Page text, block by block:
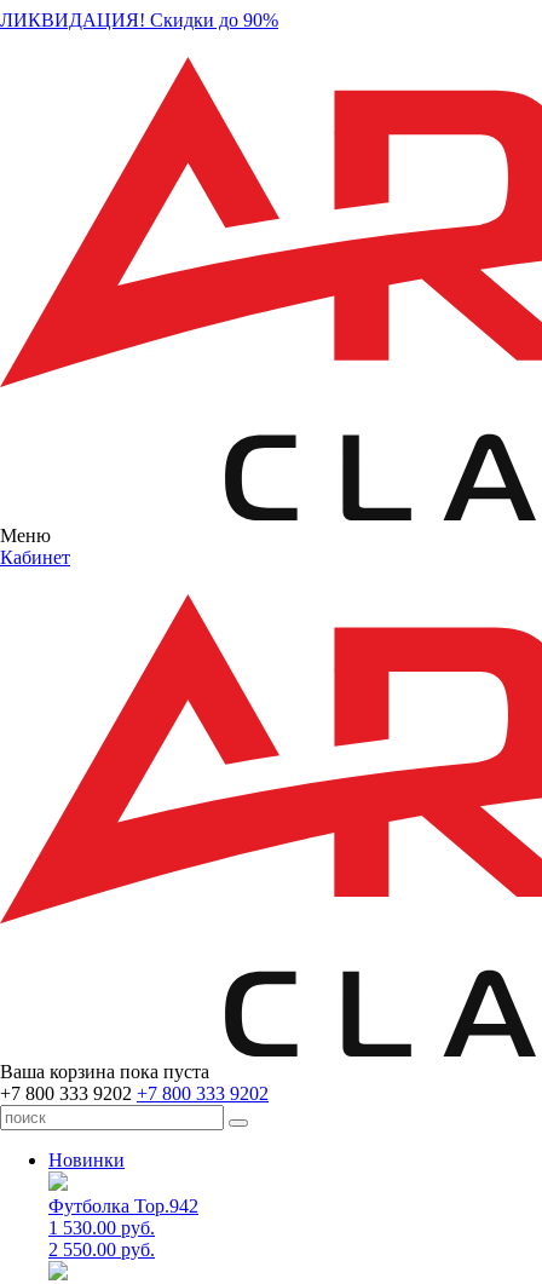
ЛИКВИДАЦИЯ! Скидки до 90%
Меню
Кабинет
Ваша корзина пока пуста
+7 800 333 9202 +7 800 333 9202
Новинки
Футболка Top.942
1 530.00 руб.
2 550.00 руб.